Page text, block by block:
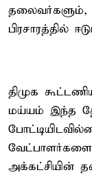
தலைவர்களும்,
பிரசாரத்தில்
திமுக
மய்யம் இந்த
வேட்பாளர்களை
அக்கட்சியின்